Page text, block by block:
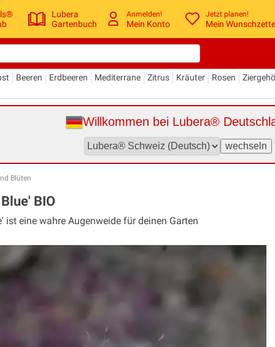
Lubera
Gartenbuch
Anmelden!
Mein Konto
Jetzt planen!
Mein
Beeren Erdbeeren Mediterrane Zitrus Kräuter Rosen
Willkommen bei Lubera®
Blüten
BIO
eine wahre Augenweide für deinen Garten